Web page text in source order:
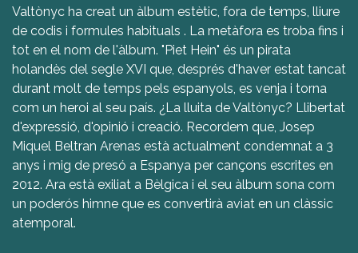
Valtònyc ha creat un àlbum estètic, fora de temps, lliure
de codis i formules habituals . La metàfora es troba fins i
tot en el nom de l'àlbum. "Piet Hein" és un pirata
holandès del segle XVI que, després d'haver estat tancat
durant molt de temps pels espanyols, es venja i torna
com un heroi al seu país. ¿La lluita de Valtònyc? Llibertat
d'expressió, d'opinió i creació. Recordem que, Josep
Miquel Beltran Arenas està actualment condemnat a 3
anys i mig de presó a Espanya per cançons escrites en
2012. Ara està exiliat a Bèlgica i el seu àlbum sona com
un poderós himne que es convertirà aviat en un clàssic
atemporal.